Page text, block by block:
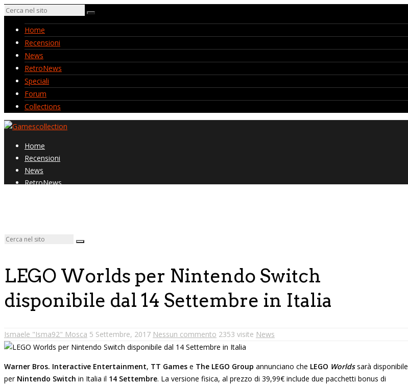
Home
Recensioni
News
RetroNews
Speciali
Forum
Collections
Home
Recensioni
News
RetroNews
LEGO Worlds per Nintendo Switch
disponibile dal 14 Settembre in Italia
Ismaele "Isma92" Mosca 5 Settembre, 2017 Nessun commento 2353 visite News
Warner Bros. Interactive Entertainment, TT Games e The LEGO Group annunciano che LEGO Worldssarà disponibile
per Nintendo Switch in Italia il 14 Settembre. La versione fisica, al prezzo di 39,99€ include due pacchetti bonus di